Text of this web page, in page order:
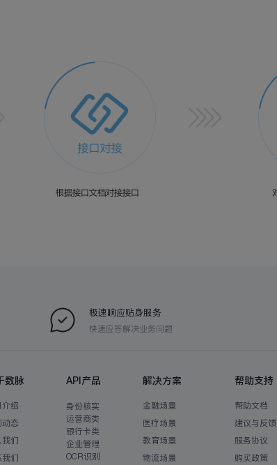
极速响应贴身服务
快速应答解决业务问题
数脉
绍
态
们
们
API产品
身份核实
运营商类
银行卡类
企业管理
OCR识别
解决方案
金融场景
医疗场景
教育场景
物流场景
帮助支持
帮助文档
建议与反馈
服务协议
购买政策